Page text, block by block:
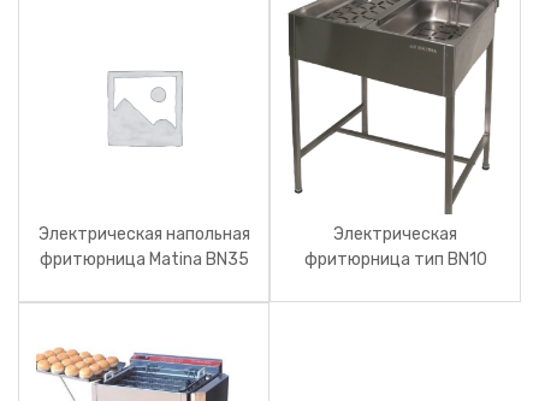
Электрическая напольная
фритюрница Matina BN35
Электрическая
фритюрница тип BN10